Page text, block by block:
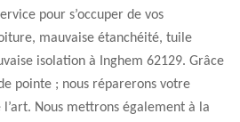
pour s’occuper de vos
mauvaise étanchéité, tuile
isolation à Inghem 62129. Grâce
pointe ; nous réparerons votre
Nous mettrons également à la